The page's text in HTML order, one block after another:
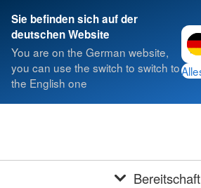
Sie befinden sich auf der
deutschen Website
You are on the German website,
you can use the switch to switch to
the English one
Bereitschaft